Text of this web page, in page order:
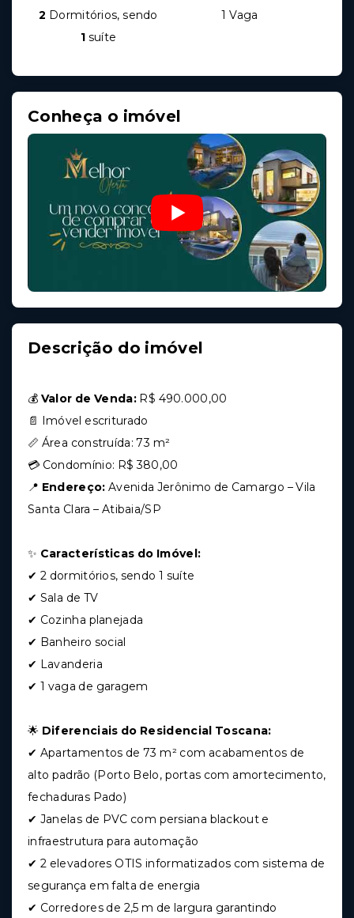
2 Dormitórios, sendo
1 suíte
1 Vaga
Conheça o imóvel
Descrição do imóvel
💰 Valor de Venda:R$ 490.000,00
📄 Imóvel escriturado
📏 Área construída: 73 m²
💳 Condomínio: R$ 380,00
📍 Endereço: Avenida Jerônimo de Camargo – Vila
Santa Clara – Atibaia/SP
✨ Características do Imóvel:
✔ 2 dormitórios, sendo 1 suíte
✔ Sala de TV
✔ Cozinha planejada
✔ Banheiro social
✔ Lavanderia
✔ 1 vaga de garagem
🌟 Diferenciais do Residencial Toscana:
✔ Apartamentos de 73 m² com acabamentos de
alto padrão (Porto Belo, portas com amortecimento,
fechaduras Pado)
✔ Janelas de PVC com persiana blackout e
infraestrutura para automação
✔ 2 elevadores OTIS informatizados com sistema de
segurança em falta de energia
✔ Corredores de 2,5 m de largura garantindo